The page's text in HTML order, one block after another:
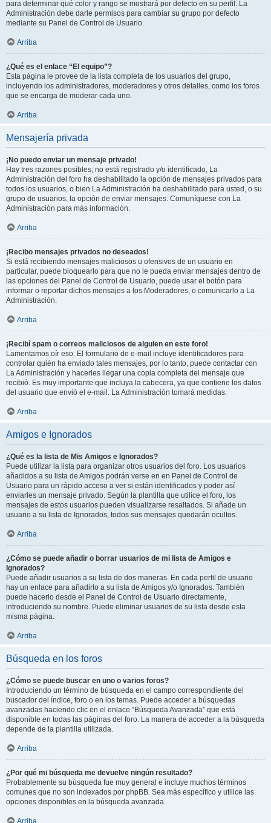
para determinar qué color y rango se mostrará por defecto en su perfil. La
Administración debe darle permisos para cambiar su grupo por defecto
mediante su Panel de Control de Usuario.
Arriba
¿Qué es el enlace “El equipo”?
Esta página le provee de la lista completa de los usuarios del grupo,
incluyendo los administradores, moderadores y otros detalles, como los foros
que se encarga de moderar cada uno.
Arriba
Mensajería privada
¡No puedo enviar un mensaje privado!
Hay tres razones posibles; no está registrado y/o identificado, La
Administración del foro ha deshabilitado la opción de mensajes privados para
todos los usuarios, o bien La Administración ha deshabilitado para usted, o su
grupo de usuarios, la opción de enviar mensajes. Comuníquese con La
Administración para más información.
Arriba
¡Recibo mensajes privados no deseados!
Si está recibiendo mensajes maliciosos u ofensivos de un usuario en
particular, puede bloquearlo para que no le pueda enviar mensajes dentro de
las opciones del Panel de Control de Usuario, puede usar el botón para
informar o reportar dichos mensajes a los Moderadores, o comunicarlo a La
Administración.
Arriba
¡Recibí spam o correos maliciosos de alguien en este foro!
Lamentamos oír eso. El formulario de e-mail incluye identificadores para
controlar quién ha enviado tales mensajes, por lo tanto, puede contactar con
La Administración y hacerles llegar una copia completa del mensaje que
recibió. Es muy importante que incluya la cabecera, ya que contiene los datos
del usuario que envió el e-mail. La Administración tomará medidas.
Arriba
Amigos e Ignorados
¿Qué es la lista de Mis Amigos e Ignorados?
Puede utilizar la lista para organizar otros usuarios del foro. Los usuarios
añadidos a su lista de Amigos podrán verse en en Panel de Control de
Usuario para un rápido acceso a ver si están identificados y poder así
enviarles un mensaje privado. Según la plantilla que utilice el foro, los
mensajes de estos usuarios pueden visualizarse resaltados. Si añade un
usuario a su lista de Ignorados, todos sus mensajes quedarán ocultos.
Arriba
¿Cómo se puede añadir o borrar usuarios de mi lista de Amigos e
Ignorados?
Puede añadir usuarios a su lista de dos maneras. En cada perfil de usuario
hay un enlace para añadirlo a su lista de Amigos y/o Ignorados. También
puede hacerlo desde el Panel de Control de Usuario directamente,
introduciendo su nombre. Puede eliminar usuarios de su lista desde esta
misma página.
Arriba
Búsqueda en los foros
¿Cómo se puede buscar en uno o varios foros?
Introduciendo un término de búsqueda en el campo correspondiente del
buscador del índice, foro o en los temas. Puede acceder a búsquedas
avanzadas haciendo clic en el enlace “Búsqueda Avanzada” que está
disponible en todas las páginas del foro. La manera de acceder a la búsqueda
depende de la plantilla utilizada.
Arriba
¿Por qué mi búsqueda me devuelve ningún resultado?
Probablemente su búsqueda fue muy general e incluye muchos términos
comunes que no son indexados por phpBB. Sea más específico y utilice las
opciones disponibles en la búsqueda avanzada.
Arriba